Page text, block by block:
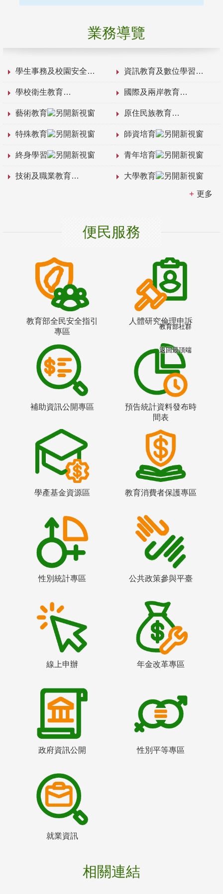
業務導覽
學生事務及校園安全 資訊教育及數位學習
學校衛生教育 國際及兩岸教育
藝術教育 原住民族教育
特殊教育 師資培育
終身學習 青年培育
技術及職業教育 大學教育
更多
便民服務
教育部全民安全指引
專區
人體研究倫理申訴
補助資訊公開專區
預告統計資料發布時
間表
學產基金資源區 教育消費者保護專區
性別統計專區 公共政策參與平臺
線上申辦 年金改革專區
政府資訊公開 性別平等專區
就業資訊
相關連結
教育部社群
返回最頂端